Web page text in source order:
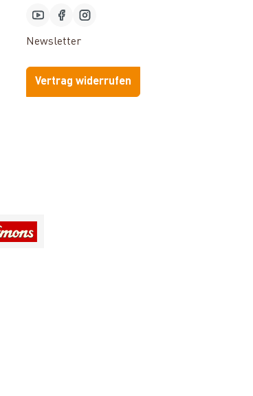
Newsletter
Vertrag widerrufen